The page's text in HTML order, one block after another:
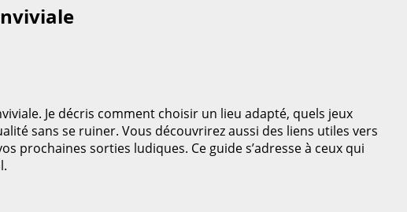
Je décris comment choisir un lieu adapté, quels jeux
sans se ruiner. Vous découvrirez aussi des liens utiles vers
prochaines sorties ludiques. Ce guide s’adresse à ceux qui